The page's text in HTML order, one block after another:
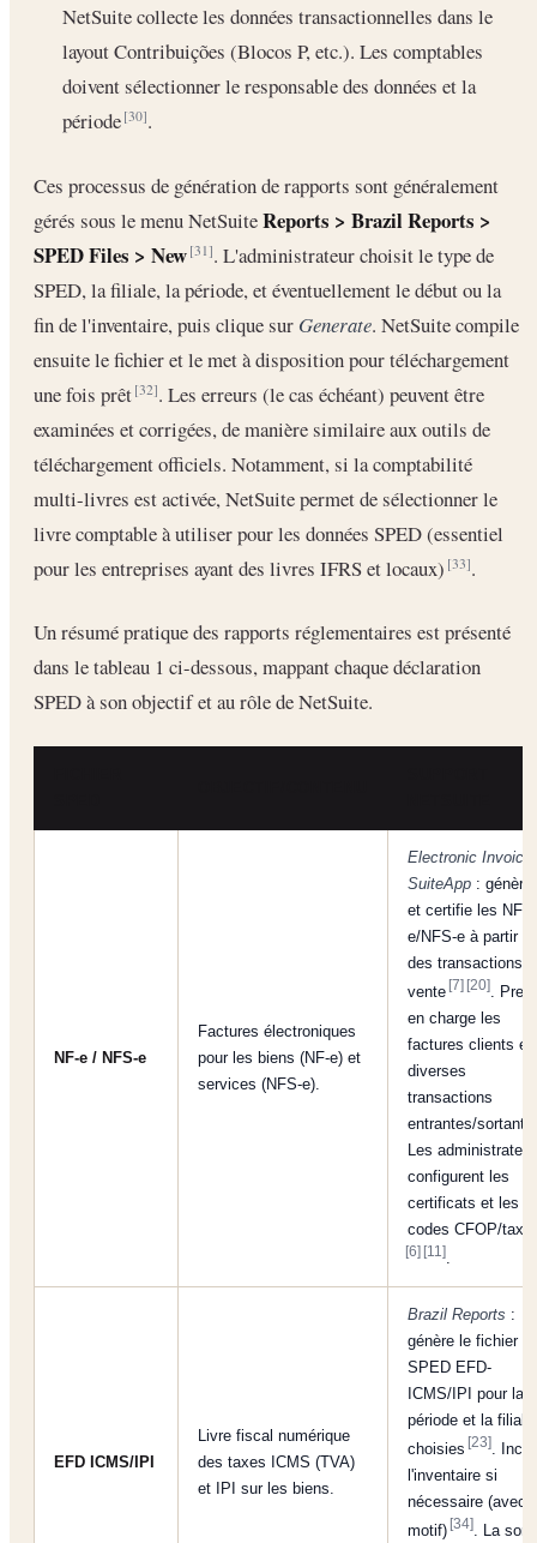
NetSuite collecte les données transactionnelles dans le
layout Contribuições (Blocos P, etc.). Les comptables
doivent sélectionner le responsable des données et la
période[30].
Ces processus de génération de rapports sont généralement
gérés sous le menu NetSuiteReports > Brazil Reports >
SPED Files > New [31]. L'administrateur choisit le type de
SPED, la filiale, la période, et éventuellement le début ou la
fin de l'inventaire, puis clique sur Generate. NetSuite compile
ensuite le fichier et le met à disposition pour téléchargement
une fois prêt[32]. Les erreurs (le cas échéant) peuvent être
examinées et corrigées, de manière similaire aux outils de
téléchargement officiels. Notamment, si la comptabilité
multi-livres est activée, NetSuite permet de sélectionner le
livre comptable à utiliser pour les données SPED (essentiel
pour les entreprises ayant des livres IFRS et locaux)[33].
Un résumé pratique des rapports réglementaires est présenté
dans le tableau 1 ci-dessous, mappant chaque déclaration
SPED à son objectif et au rôle de NetSuite.
NF-e / NFS-e
Factures électroniques
pour les biens (NF-e) et
services (NFS-e).
Electronic
SuiteApp : génère
et certifie les NF-
e/NFS-e à partir
des transactions
vente[7] [20]
.
en charge les
factures clients et
diverses
transactions
entrantes/
Les
configurent les
certificats et les
codes CFOP/taxe
[6] [11]
EFD ICMS/IPI
Livre fiscal numérique
des taxes ICMS (TVA)
et IPI sur les biens.
Brazil Reports :
génère le fichier
SPED EFD-
ICMS/IPI pour la
période et la filiale
choisies[23]
.
l'inventaire si
nécessaire (avec
motif)[34] . La